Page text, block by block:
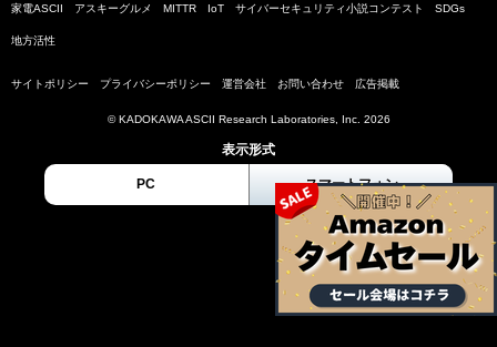
家電ASCII アスキーグルメ MITTR IoT サイバーセキュリティ小説コンテスト SDGs
地方活性
サイトポリシー プライバシーポリシー 運営会社 お問い合わせ 広告掲載
© KADOKAWA ASCII Research Laboratories, Inc. 2026
表示形式
PC スマートフォン